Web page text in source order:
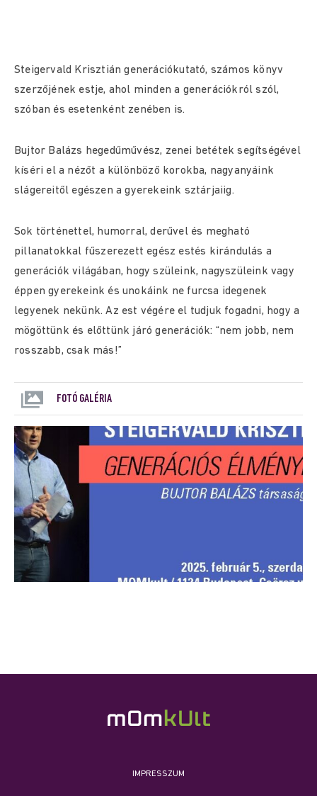
Steigervald Krisztián generációkutató, számos könyv
szerzőjének estje, ahol minden a generációkról szól,
szóban és esetenként zenében is.
Bujtor Balázs hegedűművész, zenei betétek segítségével
kíséri el a nézőt a különböző korokba, nagyanyáink
slágereitől egészen a gyerekeink sztárjaiig.
Sok történettel, humorral, derűvel és megható
pillanatokkal fűszerezett egész estés kirándulás a
generációk világában, hogy szüleink, nagyszüleink vagy
éppen gyerekeink és unokáink ne furcsa idegenek
legyenek nekünk. Az est végére el tudjuk fogadni, hogy a
mögöttünk és előttünk járó generációk: “nem jobb, nem
rosszabb, csak más!”
FOTÓ GALÉRIA
IMPRESSZUM